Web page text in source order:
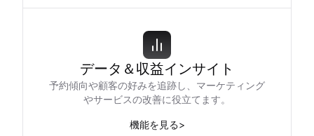
データ＆収益インサイト
予約傾向や顧客の好みを追跡し、マーケティング
やサービスの改善に役立てます。
機能を見る>